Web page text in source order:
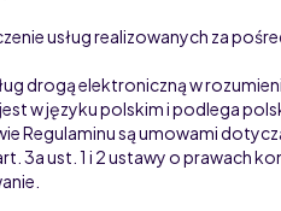
usług realizowanych za
drogą elektroniczną w
w języku polskim i podlega
Regulaminu są umowami
3a ust. 1 i 2 ustawy o prawach